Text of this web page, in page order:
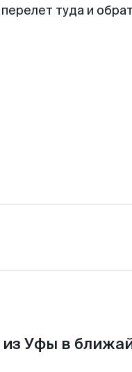
туда и
Уфы в